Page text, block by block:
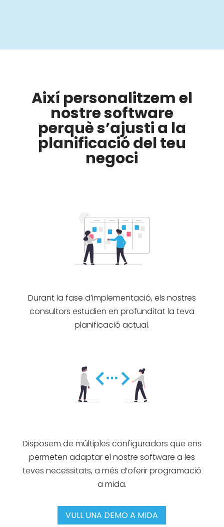
Així personalitzem el
nostre software
perquè s’ajusti a la
planificació del teu
negoci
Durant la fase d’implementació, els nostres
consultors estudien en profunditat la teva
planificació actual.
Disposem de múltiples configuradors que ens
permeten adaptar el nostre software a les
teves necessitats, a més d’oferir programació
a mida.
VULL UNA DEMO A MIDA